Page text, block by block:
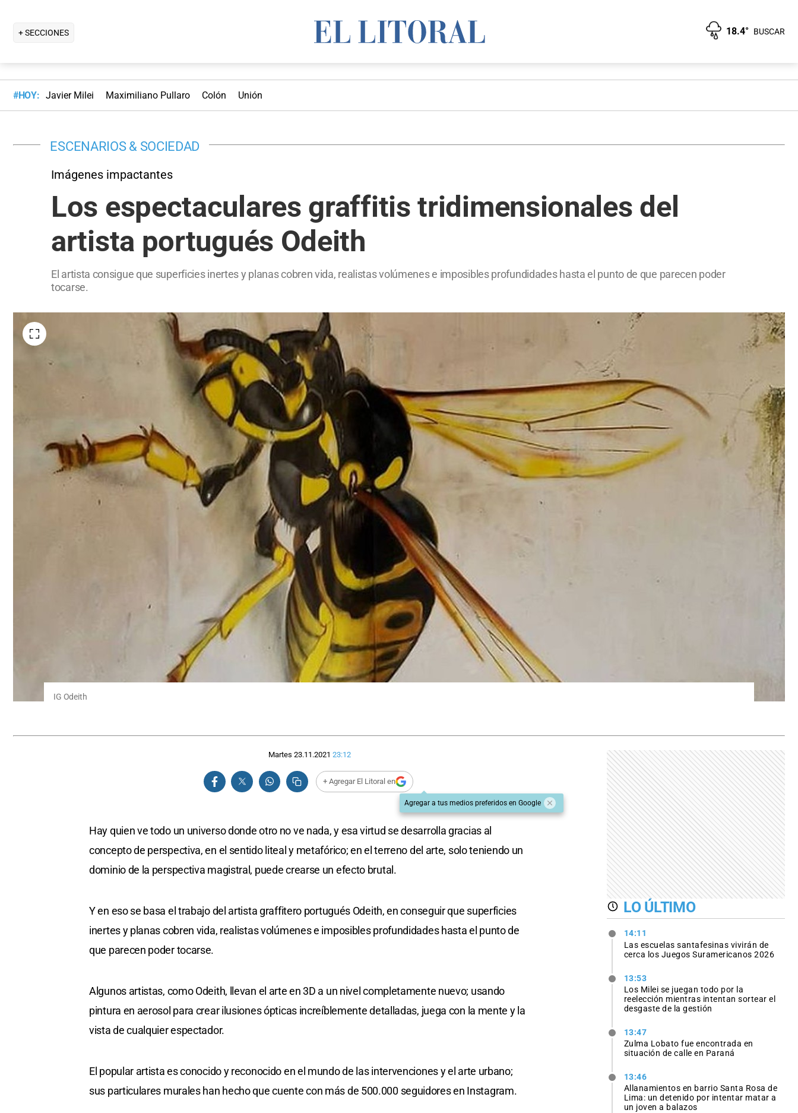
+ SECCIONES 18.4° BUSCAR
#HOY: Javier Milei Maximiliano Pullaro Colón Unión
ESCENARIOS & SOCIEDAD
Imágenes impactantes
Los espectaculares graffitis tridimensionales del
artista portugués Odeith
El artista consigue que superficies inertes y planas cobren vida, realistas volúmenes e imposibles profundidades hasta el punto de que parecen poder
tocarse.
IG Odeith
Martes 23.11.2021 23:12
+ Agregar El Litoral en
Agregar a tus medios preferidos en Google
Hay quien ve todo un universo donde otro no ve nada, y esa virtud se desarrolla gracias al
concepto de perspectiva, en el sentido liteal y metafórico; en el terreno del arte, solo teniendo un
dominio de la perspectiva magistral, puede crearse un efecto brutal.
Y en eso se basa el trabajo del artista graffitero portugués Odeith, en conseguir que superficies
inertes y planas cobren vida, realistas volúmenes e imposibles profundidades hasta el punto de
que parecen poder tocarse.
Algunos artistas, como Odeith, llevan el arte en 3D a un nivel completamente nuevo; usando
pintura en aerosol para crear ilusiones ópticas increíblemente detalladas, juega con la mente y la
vista de cualquier espectador.
El popular artista es conocido y reconocido en el mundo de las intervenciones y el arte urbano;
sus particulares murales han hecho que cuente con más de 500.000 seguidores en Instagram.
LO ÚLTIMO
14:11
Las escuelas santafesinas vivirán de
cerca los Juegos Suramericanos 2026
13:53
Los Milei se juegan todo por la
reelección mientras intentan sortear el
desgaste de la gestión
13:47
Zulma Lobato fue encontrada en
situación de calle en Paraná
13:46
Allanamientos en barrio Santa Rosa de
Lima: un detenido por intentar matar a
un joven a balazos